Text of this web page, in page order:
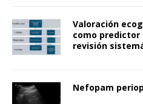
Valoración
como predictor
revisión
Nefopam